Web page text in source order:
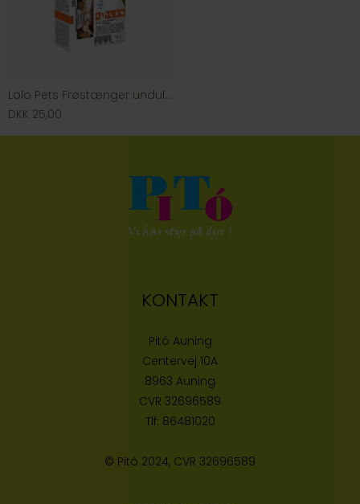
Lolo Pets Frøstænger undulat m. frugt
DKK 25,00
KONTAKT
Pitó Auning
Centervej 10A
8963 Auning
CVR 32696589
Tlf: 86481020
© Pitó 2024, CVR 32696589